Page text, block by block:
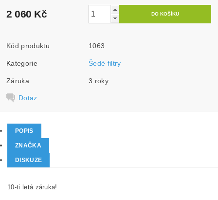
2 060 Kč
Kód produktu 1063
Kategorie Šedé filtry
Záruka 3 roky
Dotaz
POPIS
ZNAČKA
DISKUZE
10-ti letá záruka!